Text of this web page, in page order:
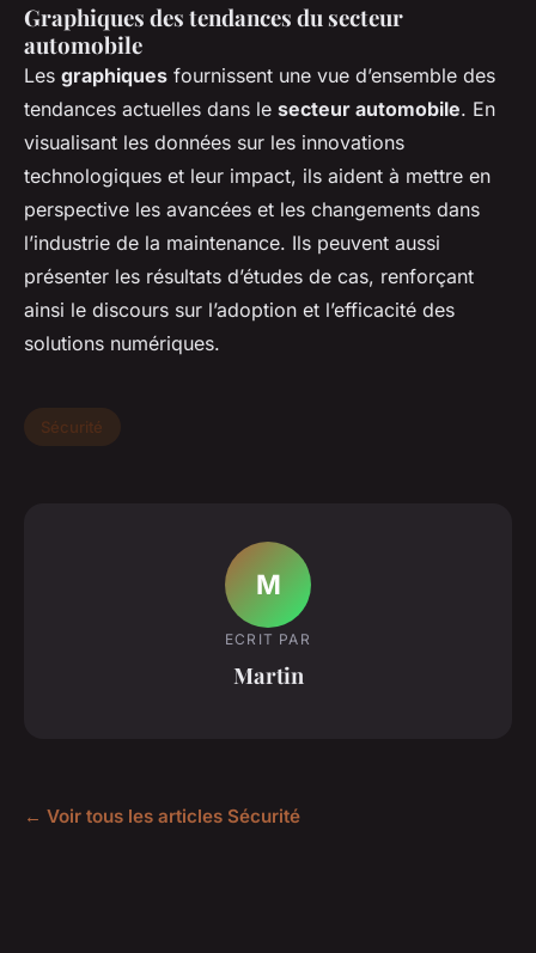
Graphiques des tendances du secteur
automobile
Les graphiques fournissent une vue d’ensemble des
tendances actuelles dans le secteur automobile. En
visualisant les données sur les innovations
technologiques et leur impact, ils aident à mettre en
perspective les avancées et les changements dans
l’industrie de la maintenance. Ils peuvent aussi
présenter les résultats d’études de cas, renforçant
ainsi le discours sur l’adoption et l’efficacité des
solutions numériques.
Sécurité
M
ECRIT PAR
Martin
← Voir tous les articles Sécurité